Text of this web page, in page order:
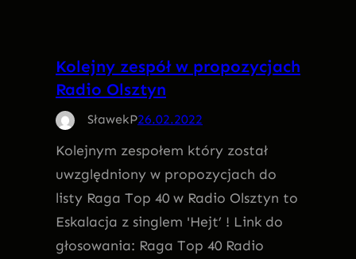
Kolejny zespół w propozycjach
Radio Olsztyn
SławekP26.02.2022
Kolejnym zespołem który został
uwzględniony w propozycjach do
listy Raga Top 40 w Radio Olsztyn to
Eskalacja z singlem 'Hejt’ ! Link do
głosowania: Raga Top 40 Radio